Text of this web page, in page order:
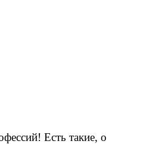
Есть такие, о